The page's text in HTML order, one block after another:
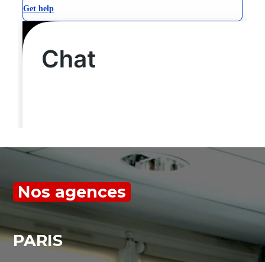
Nos agences
PARIS